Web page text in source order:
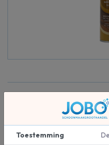
Beschrijving
Pledge Beautify it Classic Spray
verwijderen en een
Toestemming